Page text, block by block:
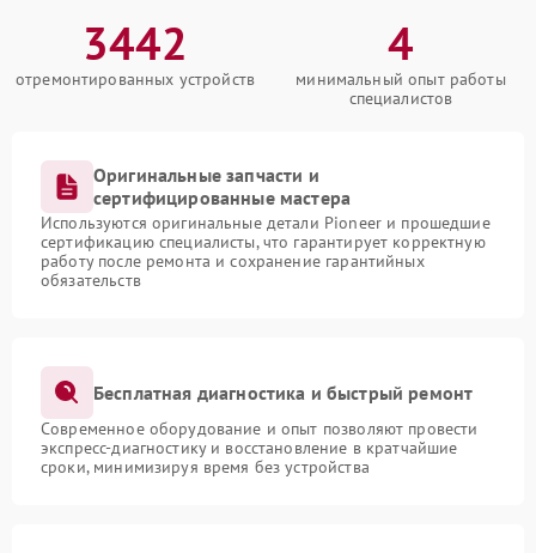
3442
отремонтированных устройств
4
минимальный опыт работы
специалистов
Оригинальные запчасти и
сертифицированные мастера
Используются оригинальные детали Pioneer и прошедшие
сертификацию специалисты, что гарантирует корректную
работу после ремонта и сохранение гарантийных
обязательств
Бесплатная диагностика и быстрый ремонт
Современное оборудование и опыт позволяют провести
экспресс-диагностику и восстановление в кратчайшие
сроки, минимизируя время без устройства